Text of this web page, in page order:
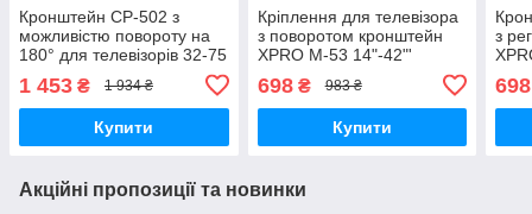
Кронштейн CP-502 з
можливістю повороту на
180° для телевізорів 32-75
дюймів від XPRO (42924-
CP-502_822)
1 453 ₴ 1 934 ₴
Купити
Кріплення для телевізора
з поворотом кронштейн
XPRO M-53 14"-42"'
698₴ 983 ₴
Купити
з
698
Акційні пропозиції та новинки